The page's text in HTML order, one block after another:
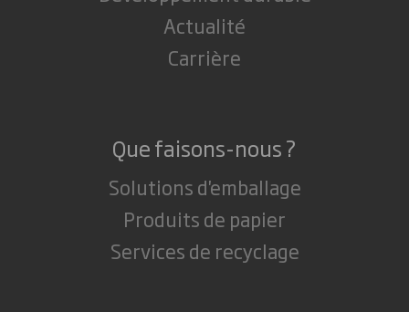
Actualité
Carrière
Que faisons-nous ?
Solutions d'emballage
Produits de papier
Services de recyclage